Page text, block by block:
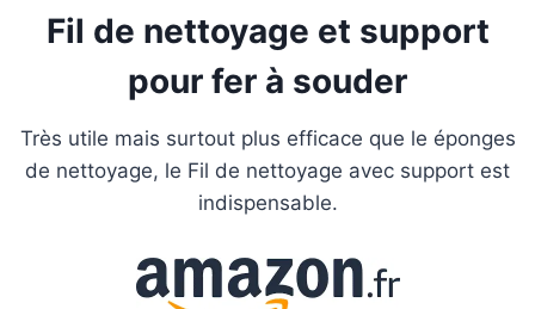
Fil de nettoyage et support
pour fer à souder
Très utile mais surtout plus efficace que le éponges
de nettoyage, le Fil de nettoyage avec support est
indispensable.